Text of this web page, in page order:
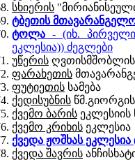
სხიერის
ტბეთის
ტოლა - (იხ.
ეკლესია)) ძეგლები
უწერის
ფარახეთის
ფუტიეთის სამება
ქედისუბნის
ქვემო ბარის ეკლესიის
ქვემო კრიხის ეკლესია
ქვედა ჟოშხას ეკლესია
ქვედა შავრის